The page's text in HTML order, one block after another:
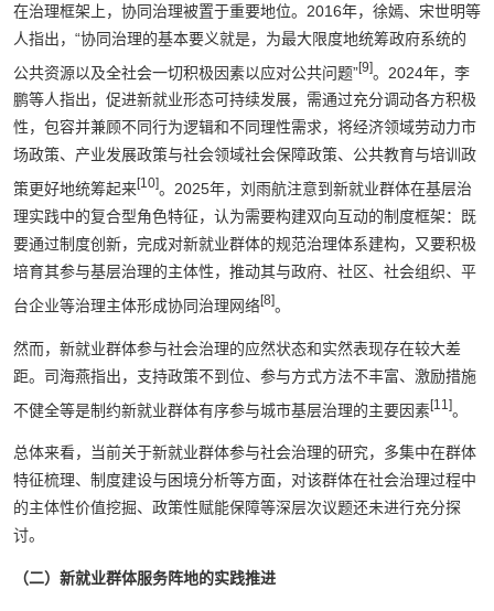
在治理框架上，协同治理被置于重要地位。2016年，徐嫣、宋世明等
人指出，“协同治理的基本要义就是，为最大限度地统筹政府系统的
公共资源以及全社会一切积极因素以应对公共问题”[9]。2024年，李
鹏等人指出，促进新就业形态可持续发展，需通过充分调动各方积极
性，包容并兼顾不同行为逻辑和不同理性需求，将经济领域劳动力市
场政策、产业发展政策与社会领域社会保障政策、公共教育与培训政
策更好地统筹起来[10]。2025年，刘雨航注意到新就业群体在基层治
理实践中的复合型角色特征，认为需要构建双向互动的制度框架：既
要通过制度创新，完成对新就业群体的规范治理体系建构，又要积极
培育其参与基层治理的主体性，推动其与政府、社区、社会组织、平
台企业等治理主体形成协同治理网络[8]。
然而，新就业群体参与社会治理的应然状态和实然表现存在较大差
距。司海燕指出，支持政策不到位、参与方式方法不丰富、激励措施
不健全等是制约新就业群体有序参与城市基层治理的主要因素[11]。
总体来看，当前关于新就业群体参与社会治理的研究，多集中在群体
特征梳理、制度建设与困境分析等方面，对该群体在社会治理过程中
的主体性价值挖掘、政策性赋能保障等深层次议题还未进行充分探
讨。
（二）新就业群体服务阵地的实践推进